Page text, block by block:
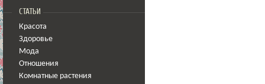
СТАТЬИ
Красота
Здоровье
Мода
Отношения
Комнатные растения